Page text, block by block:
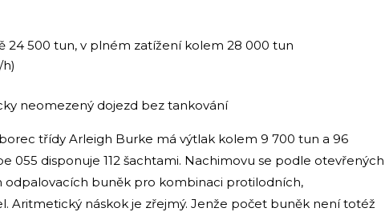
24 500 tun, v plném zatížení kolem 28 000 tun
neomezený dojezd bez tankování
třídy Arleigh Burke má výtlak kolem 9 700 tun a 96
055 disponuje 112 šachtami. Nachimovu se podle otevřených
odpalovacích buněk pro kombinaci protilodních,
Aritmetický náskok je zřejmý. Jenže počet buněk není totéž